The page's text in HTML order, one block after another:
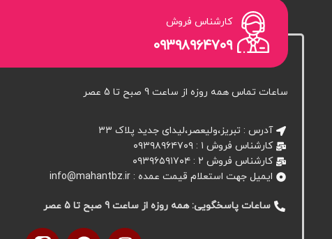
کارشناس فروش
۰۹۳۹۸۹۶۴۷۰۹
ساعات تماس همه روزه از ساعت 9 صبح تا 5 عصر
آدرس : تبریز،ولیعصر،لیدای جدید پلاک ۳۳
کارشناس فروش ۱ : ۰۹۳۹۸۹۶۴۷۰۹
کارشناس فروش 2 : ۰۹۳۹۶۵۹۱۷۰۴
ایمیل جهت استعلام قیمت عمده : info@mahantbz.ir
ساعات پاسخگویی: همه روزه از ساعت 9 صبح تا 5 عصر